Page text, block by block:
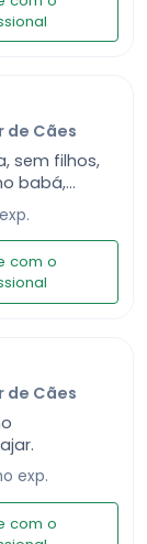
de Cães
sem filhos,
babá,
babá de
de
com o
de Cães
exp.
com o